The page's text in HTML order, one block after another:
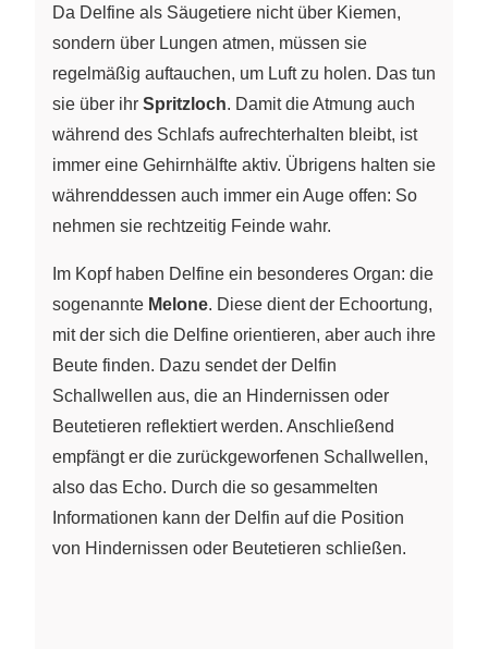
Da Delfine als Säugetiere nicht über Kiemen,
sondern über Lungen atmen, müssen sie
regelmäßig auftauchen, um Luft zu holen. Das tun
sie über ihr Spritzloch. Damit die Atmung auch
während des Schlafs aufrechterhalten bleibt, ist
immer eine Gehirnhälfte aktiv. Übrigens halten sie
währenddessen auch immer ein Auge offen: So
nehmen sie rechtzeitig Feinde wahr.
Im Kopf haben Delfine ein besonderes Organ: die
sogenannte Melone. Diese dient der Echoortung,
mit der sich die Delfine orientieren, aber auch ihre
Beute finden. Dazu sendet der Delfin
Schallwellen aus, die an Hindernissen oder
Beutetieren reflektiert werden. Anschließend
empfängt er die zurückgeworfenen Schallwellen,
also das Echo. Durch die so gesammelten
Informationen kann der Delfin auf die Position
von Hindernissen oder Beutetieren schließen.